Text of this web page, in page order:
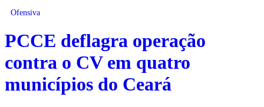
Ofensiva
PCCE deflagra operação
contra o CV em quatro
municípios do Ceará